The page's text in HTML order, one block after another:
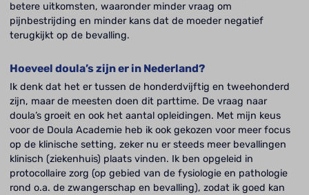
betere uitkomsten, waaronder minder vraag om
pijnbestrijding en minder kans dat de moeder negatief
terugkijkt op de bevalling.
Hoeveel doula’s zijn er in Nederland?
Ik denk dat het er tussen de honderdvijftig en tweehonderd
zijn, maar de meesten doen dit parttime. De vraag naar
doula’s groeit en ook het aantal opleidingen. Met mijn keus
voor de Doula Academie heb ik ook gekozen voor meer focus
op de klinische setting, zeker nu er steeds meer bevallingen
klinisch (ziekenhuis) plaats vinden. Ik ben opgeleid in
protocollaire zorg (op gebied van de fysiologie en pathologie
rond o.a. de zwangerschap en bevalling), zodat ik goed kan